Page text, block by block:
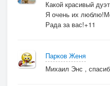
Какой красивый
Я очень их
Рада за вас!+11
Парков Женя
Михаил Энс ,